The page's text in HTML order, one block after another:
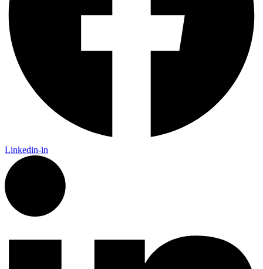
Linkedin-in